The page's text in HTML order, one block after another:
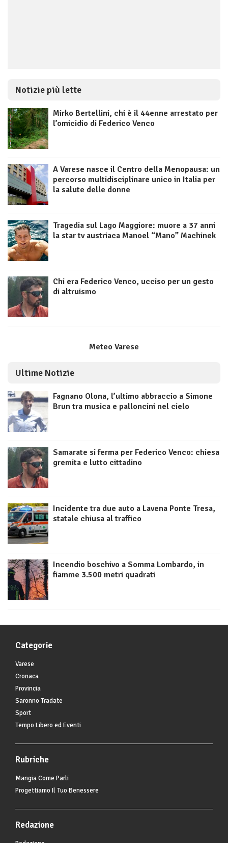
Notizie più lette
Mirko Bertellini, chi è il 44enne arrestato per
l’omicidio di Federico Venco
A Varese nasce il Centro della Menopausa: un
percorso multidisciplinare unico in Italia per
la salute delle donne
Tragedia sul Lago Maggiore: muore a 37 anni
la star tv austriaca Manoel “Mano” Machinek
Chi era Federico Venco, ucciso per un gesto
di altruismo
Meteo Varese
Ultime Notizie
Fagnano Olona, l’ultimo abbraccio a Simone
Brun tra musica e palloncini nel cielo
Samarate si ferma per Federico Venco: chiesa
gremita e lutto cittadino
Incidente tra due auto a Lavena Ponte Tresa,
statale chiusa al traffico
Incendio boschivo a Somma Lombardo, in
fiamme 3.500 metri quadrati
Categorie
Varese
Cronaca
Provincia
Saronno Tradate
Sport
Tempo Libero ed Eventi
Rubriche
Mangia Come Parli
Progettiamo Il Tuo Benessere
Redazione